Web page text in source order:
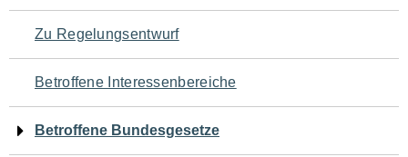
den
Seiteninhalt
Zu Regelungsentwurf
Betroffene Interessenbereiche
Betroffene Bundesgesetze